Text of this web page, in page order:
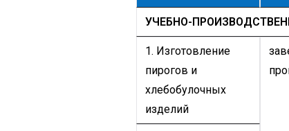
УЧЕБНО-
1. Изготовление
пирогов и
хлебобулочных
изделий